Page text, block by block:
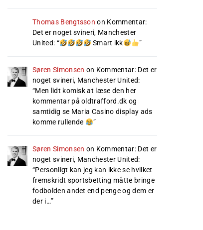
Thomas Bengtsson on Kommentar:
Det er noget svineri, Manchester
United: “ Smart ikk ”
Søren Simonsen on Kommentar: Det er
noget svineri, Manchester United:
“Men lidt komisk at læse den her
kommentar på oldtrafford.dk og
samtidig se Maria Casino display ads
komme rullende
”
Søren Simonsen on Kommentar: Det er
noget svineri, Manchester United:
“Personligt kan jeg kan ikke se hvilket
fremskridt sportsbetting måtte bringe
fodbolden andet end penge og dem er
der i…”